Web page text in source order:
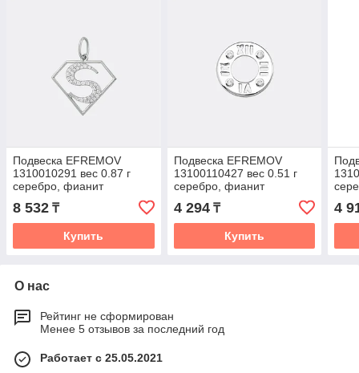
Подвеска EFREMOV
1310010291 вес 0.87 г
серебро, фианит
8 532 ₸
Купить
Подвеска EFREMOV
13100110427 вес 0.51 г
серебро, фианит
4 294₸
Купить
4
О нас
Рейтинг не сформирован
Менее 5 отзывов за последний год
Работает с 25.05.2021